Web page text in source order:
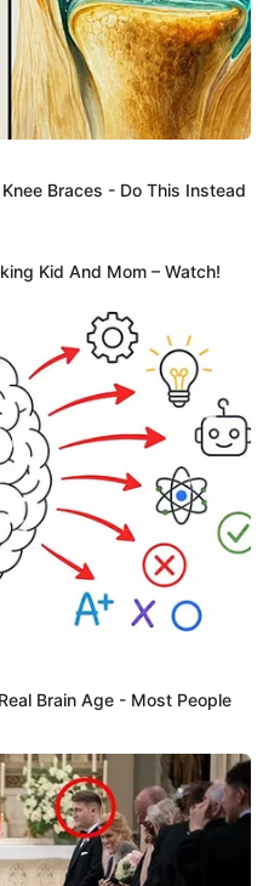
a nivel mundial por captar
plena juventud como
Romario, Van
Jefferson Farfán, entre
Ronaldo para
la madre de su primer hijo?
Mancotodavía tiene
profesional en la Liga 1.